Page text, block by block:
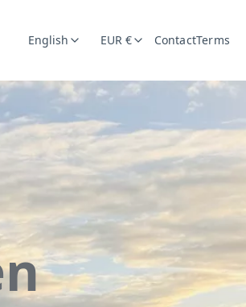
English EUR € ContactTerms